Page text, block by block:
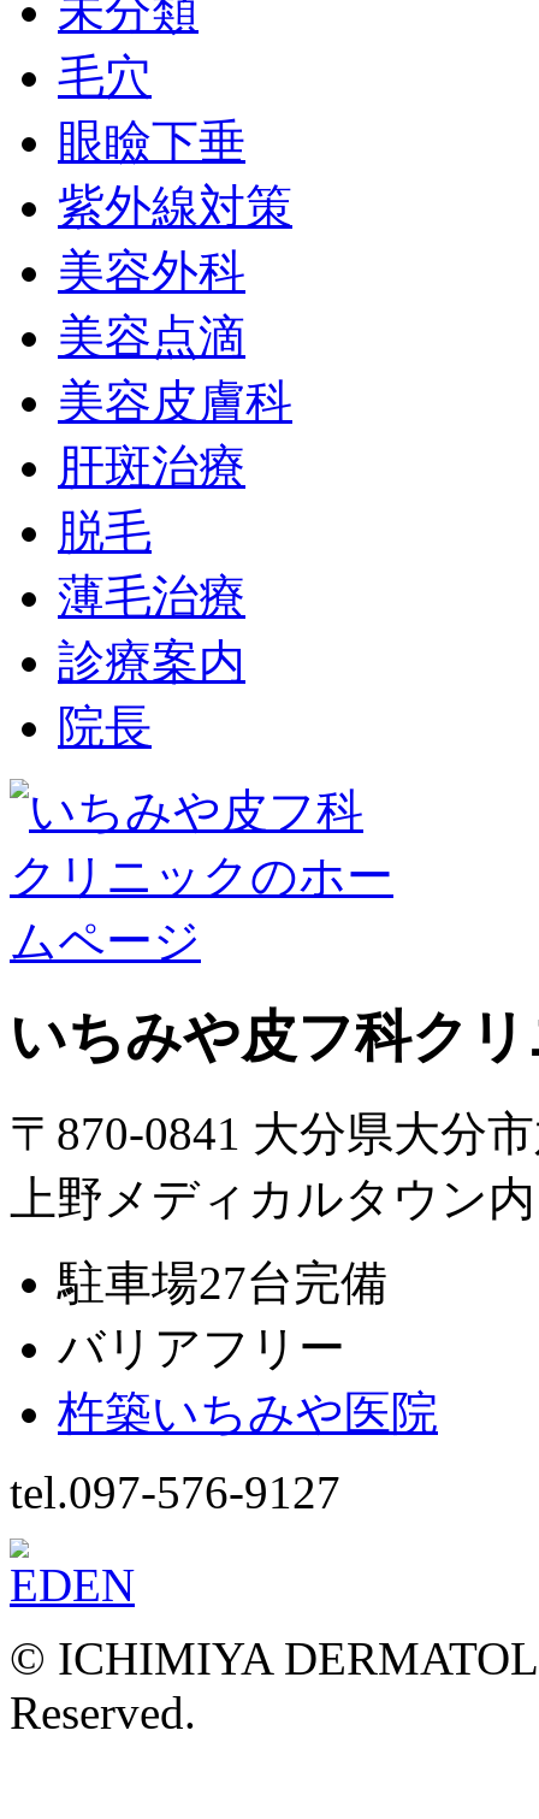
未分類
毛穴
眼瞼下垂
紫外線対策
美容外科
美容点滴
美容皮膚科
肝斑治療
脱毛
薄毛治療
診療案内
院長
いちみや皮フ科ク
〒870-0841 大分県大分
上野メディカルタウン内
駐車場27台完備
バリアフリー
杵築いちみや医院
tel.097-576-9127
© ICHIMIYA
Reserved.